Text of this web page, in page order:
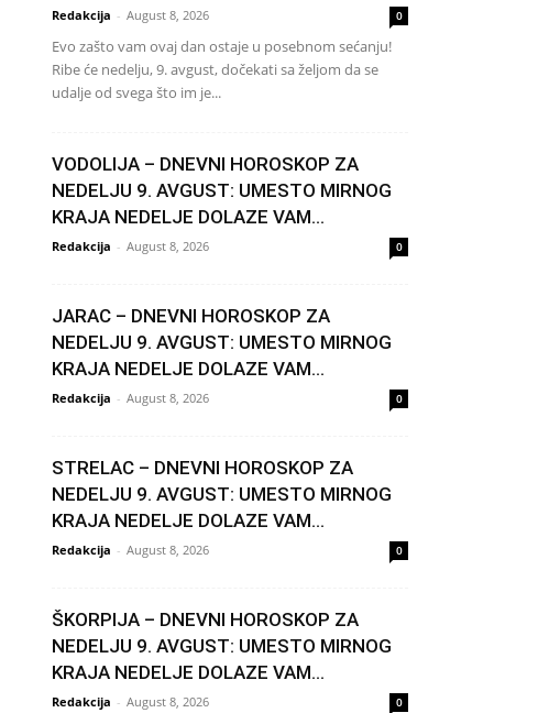
Redakcija - August 8, 2026 0
Evo zašto vam ovaj dan ostaje u posebnom sećanju!
Ribe će nedelju, 9. avgust, dočekati sa željom da se
udalje od svega što im je...
VODOLIJA – DNEVNI HOROSKOP ZA
NEDELJU 9. AVGUST: UMESTO MIRNOG
KRAJA NEDELJE DOLAZE VAM...
Redakcija - August 8, 2026 0
JARAC – DNEVNI HOROSKOP ZA
NEDELJU 9. AVGUST: UMESTO MIRNOG
KRAJA NEDELJE DOLAZE VAM...
Redakcija - August 8, 2026 0
STRELAC – DNEVNI HOROSKOP ZA
NEDELJU 9. AVGUST: UMESTO MIRNOG
KRAJA NEDELJE DOLAZE VAM...
Redakcija - August 8, 2026 0
ŠKORPIJA – DNEVNI HOROSKOP ZA
NEDELJU 9. AVGUST: UMESTO MIRNOG
KRAJA NEDELJE DOLAZE VAM...
Redakcija - August 8, 2026 0